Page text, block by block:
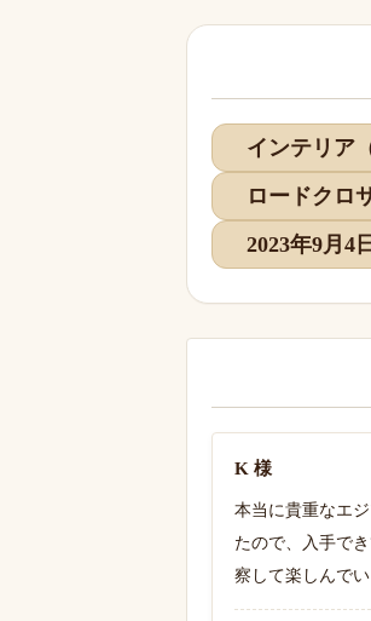
インテリア
ロードクロ
2023年9月4
K 様
本当に貴重なエ
たので、入手で
察して楽しんで